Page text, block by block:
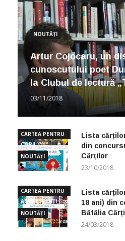
NOUTĂȚI
Artur Cojocaru, un
cunoscutului poet
la Clubul de lectură
03/11/2018
CARTEA PENTRU
COPII
NOUTĂȚI
Lista
din
Cărților
23/10/2018
CARTEA PENTRU
ADOLESCENȚI
NOUTĂȚI
Lista
18 ani) din
Bătălia
24/03/2018